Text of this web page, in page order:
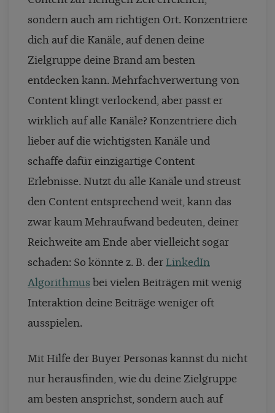
sondern auch am richtigen Ort. Konzentriere
dich auf die Kanäle, auf denen deine
Zielgruppe deine Brand am besten
entdecken kann. Mehrfachverwertung von
Content klingt verlockend, aber passt er
wirklich auf alle Kanäle? Konzentriere dich
lieber auf die wichtigsten Kanäle und
schaffe dafür einzigartige Content
Erlebnisse. Nutzt du alle Kanäle und streust
den Content entsprechend weit, kann das
zwar kaum Mehraufwand bedeuten, deiner
Reichweite am Ende aber vielleicht sogar
schaden: So könnte z. B. der LinkedIn
Algorithmus bei vielen Beiträgen mit wenig
Interaktion deine Beiträge weniger oft
ausspielen.
Mit Hilfe der Buyer Personas kannst du nicht
nur herausfinden, wie du deine Zielgruppe
am besten ansprichst, sondern auch auf